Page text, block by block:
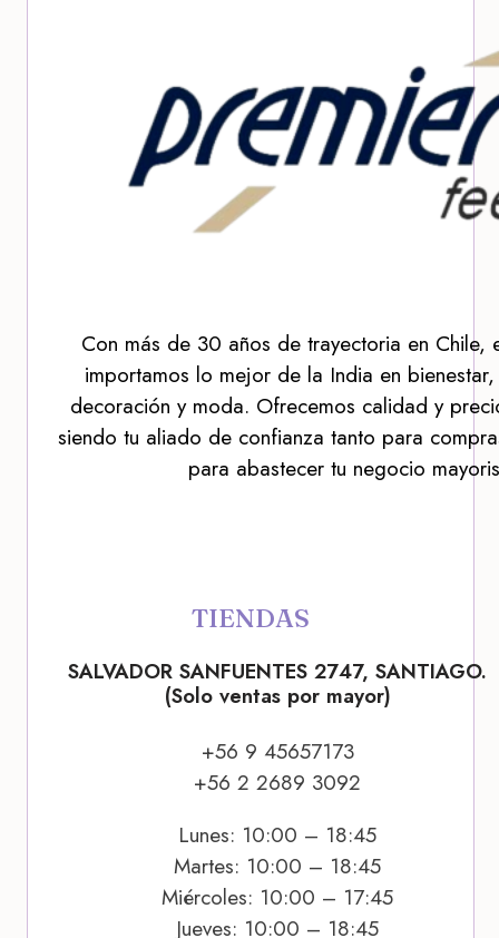
Con más de 30 años de trayectoria en Chile,
importamos lo mejor de la India en
decoración y moda. Ofrecemos calidad y
siendo tu aliado de confianza tanto para
para abastecer tu negocio
TIENDAS
SALVADOR SANFUENTES 2747, SANTIAGO.
(Solo ventas por mayor)
+56 9 45657173
+56 2 2689 3092
Lunes: 10:00 – 18:45
Martes: 10:00 – 18:45
Miércoles: 10:00 – 17:45
Jueves: 10:00 – 18:45